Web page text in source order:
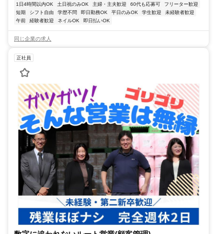
1日4時間以内OK
土日祝のみOK 主婦・主夫歓迎 60代も応募可
フリーター歓迎
短期
シフト自由 学歴不問 即日勤務OK 平日のみOK 学生歓迎
未経験者歓迎
午前
経験者歓迎 ネイルOK 即日払いOK
同じ企業の求人
正社員